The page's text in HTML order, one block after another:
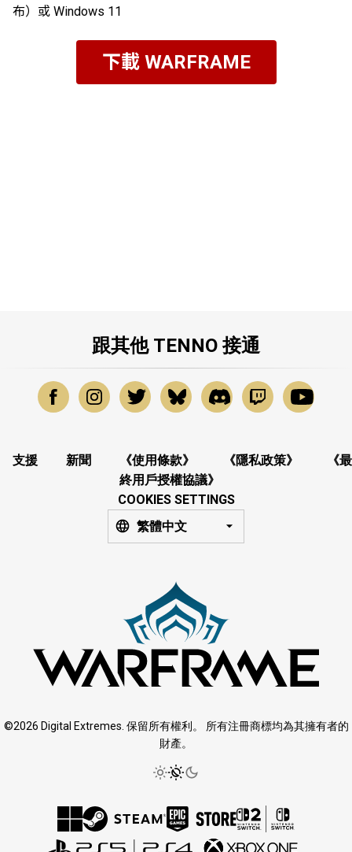
布）或 Windows 11
下載 WARFRAME
跟其他 TENNO 接通
支援 新聞 《使用條款》 《隱私政策》
《最
終用戶授權協議》
COOKIES SETTINGS
繁體中文
©2026 Digital Extremes. 保留所有權利。 所有注冊商標均為其擁有者的
財產。